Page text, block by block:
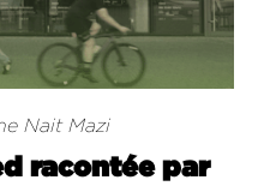
Nait Mazi
racontée par